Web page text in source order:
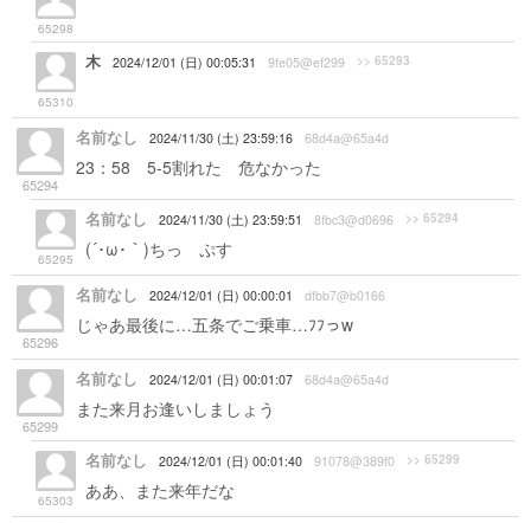
65298
65310
木 2024/12/01 (日) 00:05:31 9fe05@ef299 >> 65293
65294
名前なし 2024/11/30 (土) 23:59:16 68d4a@65a4d
23：58 5-5割れた 危なかった
65295
名前なし 2024/11/30 (土) 23:59:51 8fbc3@d0696 >> 65294
(´･ω･｀)ちっ ぷす
65296
名前なし 2024/12/01 (日) 00:00:01 dfbb7@b0166
じゃあ最後に…五条でご乗車…ﾌﾌっw
65299
名前なし 2024/12/01 (日) 00:01:07 68d4a@65a4d
また来月お逢いしましょう
65303
名前なし 2024/12/01 (日) 00:01:40 91078@389f0 >> 65299
ああ、また来年だな